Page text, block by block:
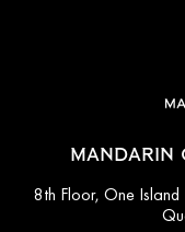
MANDARIN
8th Floor, One